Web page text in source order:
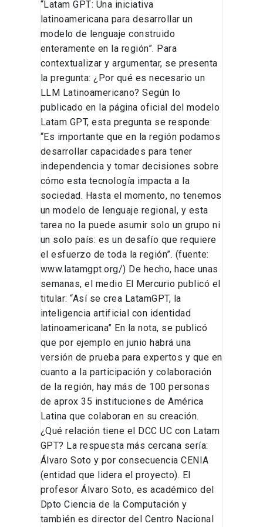
“Latam GPT: Una iniciativa
latinoamericana para desarrollar un
modelo de lenguaje construido
enteramente en la región”. Para
contextualizar y argumentar, se presenta
la pregunta: ¿Por qué es necesario un
LLM Latinoamericano? Según lo
publicado en la página oficial del modelo
Latam GPT, esta pregunta se responde:
“Es importante que en la región podamos
desarrollar capacidades para tener
independencia y tomar decisiones sobre
cómo esta tecnología impacta a la
sociedad. Hasta el momento, no tenemos
un modelo de lenguaje regional, y esta
tarea no la puede asumir solo un grupo ni
un solo país: es un desafío que requiere
el esfuerzo de toda la región”. (fuente:
www.latamgpt.org/) De hecho, hace unas
semanas, el medio El Mercurio publicó el
titular: “Así se crea LatamGPT, la
inteligencia artificial con identidad
latinoamericana” En la nota, se publicó
que por ejemplo en junio habrá una
versión de prueba para expertos y que en
cuanto a la participación y colaboración
de la región, hay más de 100 personas
de aprox 35 instituciones de América
Latina que colaboran en su creación.
¿Qué relación tiene el DCC UC con Latam
GPT? La respuesta más cercana sería:
Álvaro Soto y por consecuencia CENIA
(entidad que lidera el proyecto). El
profesor Álvaro Soto, es académico del
Dpto Ciencia de la Computación y
también es director del Centro Nacional